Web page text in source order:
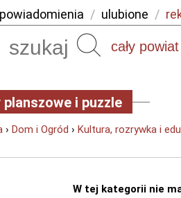
powiadomienia / ulubione /
Szukaj
planszowe i puzzle
› Dom i Ogród › Kultura, rozrywka i
W tej kategorii nie